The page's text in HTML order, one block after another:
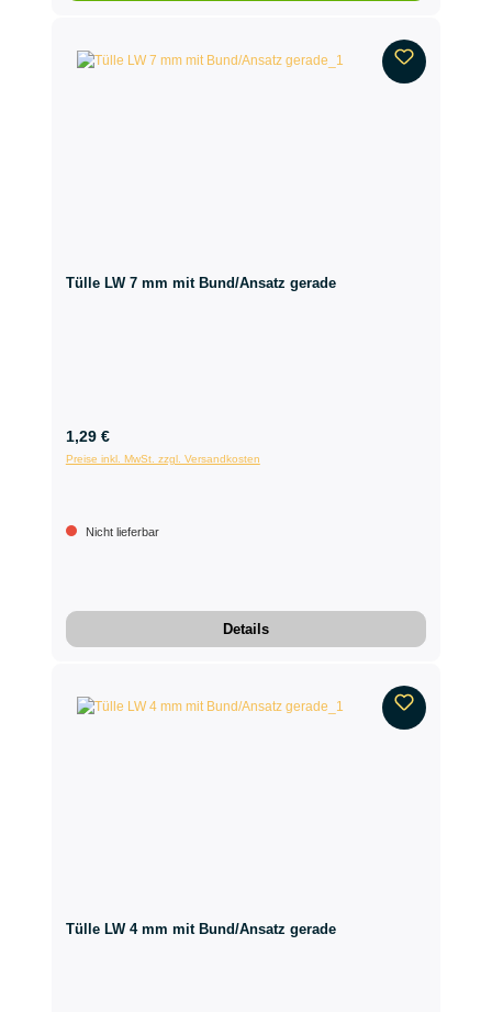
Tülle LW 7 mm mit Bund/Ansatz gerade
1,29 €
Preise inkl. MwSt. zzgl. Versandkosten
Nicht lieferbar
Details
Tülle LW 4 mm mit Bund/Ansatz gerade